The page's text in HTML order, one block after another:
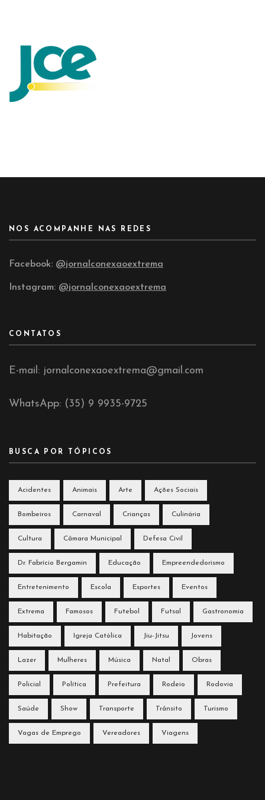
NOS ACOMPANHE NAS REDES
Facebook: @jornalconexaoextrema
Instagram: @jornalconexaoextrema
CONTATOS
E-mail: jornalconexaoextrema@gmail.com
WhatsApp: (35) 9 9935-9725
BUSCA POR TÓPICOS
Acidentes Animais Arte Ações Sociais
Bombeiros Carnaval Crianças Culinária
Cultura Câmara Municipal Defesa Civil
Dr. Fabrício Bergamin Educação Empreendedorismo
Entretenimento Escola Esportes Eventos
Extrema Famosos Futebol Futsal Gastronomia
Habitação Igreja Católica Jiu-Jitsu Jovens
Lazer Mulheres Música Natal Obras
Policial Política Prefeitura Rodeio Rodovia
Saúde Show Transporte Trânsito Turismo
Vagas de Emprego Vereadores Viagens